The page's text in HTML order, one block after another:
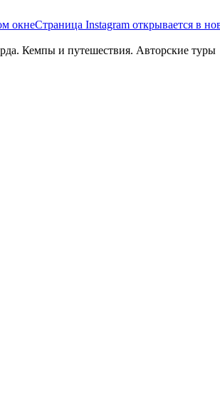
окнеСтраница Instagram открывается в
Кемпы и путешествия. Авторские туры